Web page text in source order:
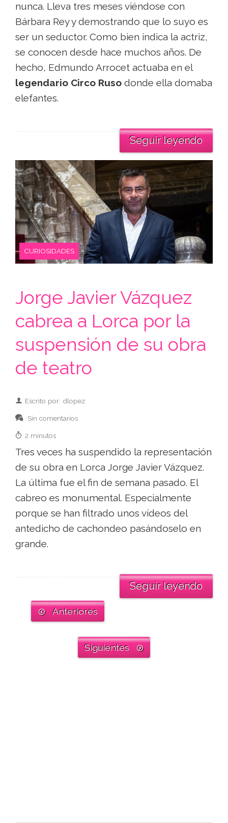
nunca. Lleva tres meses viéndose con
Bárbara Rey y demostrando que lo suyo es
ser un seductor. Como bien indica la actriz,
se conocen desde hace muchos años. De
hecho, Edmundo Arrocet actuaba en el
legendario Circo Ruso donde ella domaba
elefantes.
Seguir leyendo
CURIOSIDADES
Jorge Javier Vázquez
cabrea a Lorca por la
suspensión de su obra
de teatro
Escrito por: dlopez
Sin comentarios
2 minutos
Tres veces ha suspendido la representación
de su obra en Lorca Jorge Javier Vázquez.
La última fue el fin de semana pasado. El
cabreo es monumental. Especialmente
porque se han filtrado unos vídeos del
antedicho de cachondeo pasándoselo en
grande.
Seguir leyendo
Anteriores
Siguientes